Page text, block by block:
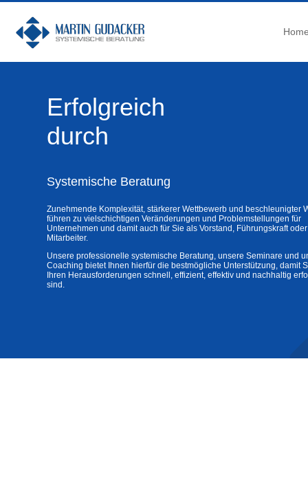
Erfolgreich
durch
Systemische Beratung
Zunehmende Komplexität, stärkerer Wettbewerb und beschleunigter
führen zu vielschichtigen Veränderungen und Problemstellungen für
Unternehmen und damit auch für Sie als Vorstand, Führungskraft oder
Mitarbeiter.
Unsere professionelle systemische Beratung, unsere Seminare und
Coaching bietet Ihnen hierfür die bestmögliche Unterstützung, damit
Ihren Herausforderungen schnell, effizient, effektiv und nachhaltig
sind.